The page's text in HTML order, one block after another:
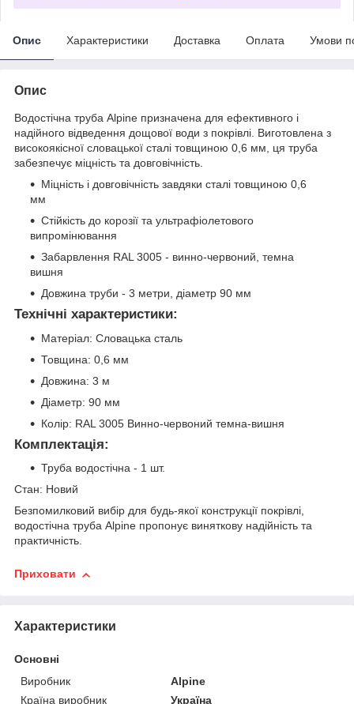
Опис Характеристики Доставка Оплата Умови
Опис
Водостічна труба Alpine призначена для ефективного і
надійного відведення дощової води з покрівлі. Виготовлена з
високоякісної словацької сталі товщиною 0,6 мм, ця труба
забезпечує міцність та довговічність.
Міцність і довговічність завдяки сталі товщиною 0,6
мм
Стійкість до корозії та ультрафіолетового
випромінювання
Забарвлення RAL 3005 - винно-червоний, темна
вишня
Довжина труби - 3 метри, діаметр 90 мм
Технічні характеристики:
Матеріал: Словацька сталь
Товщина: 0,6 мм
Довжина: 3 м
Діаметр: 90 мм
Колір: RAL 3005 Винно-червоний темна-вишня
Комплектація:
Труба водостічна - 1 шт.
Стан: Новий
Безпомилковий вибір для будь-якої конструкції покрівлі,
водостічна труба Alpine пропонує виняткову надійність та
практичність.
Приховати
Характеристики
Основні
Виробник
Alpine
Країна виробник
Україна